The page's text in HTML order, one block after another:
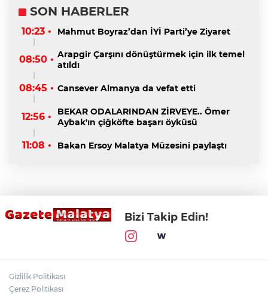
SON HABERLER
10:23 • Mahmut Boyraz’dan İYİ Parti’ye Ziyaret
08:50 • Arapgir Çarşını dönüştürmek için ilk temel
atıldı
08:45 • Cansever Almanya da vefat etti
12:56 •
BEKAR ODALARINDAN ZİRVEYE.. Ömer
Aybak'ın çiğköfte başarı öyküsü
11:08 • Bakan Ersoy Malatya Müzesini paylaştı
Bizi Takip Edin!
Gizlilik Politikası
Çerez Politikası